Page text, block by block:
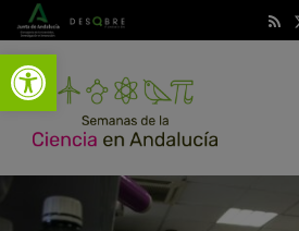
Abrir barra de herramientas